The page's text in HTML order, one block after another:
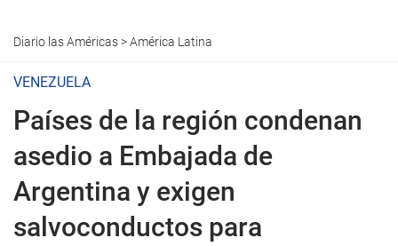
Diario las Américas>América Latina
VENEZUELA
Países de la región condenan
asedio a Embajada de
Argentina y exigen
salvoconductos para